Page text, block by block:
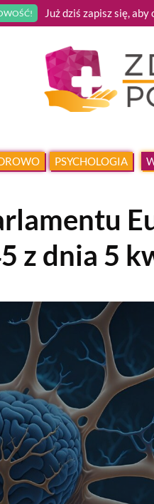
Już dziś zapisz się,
PSYCHOLOGIA
z dnia 5